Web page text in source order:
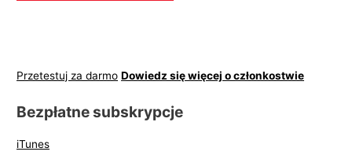
Przetestuj za darmo Dowiedz się więcej o członkostwie
Bezpłatne subskrypcje
iTunes